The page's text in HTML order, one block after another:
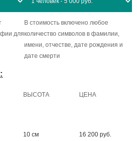
для
В стоимость включено любое
количество символов в фамилии,
имени, отчестве, дате рождения и
дате смерти
ВЫСОТА ЦЕНА
10 см 16 200 руб.